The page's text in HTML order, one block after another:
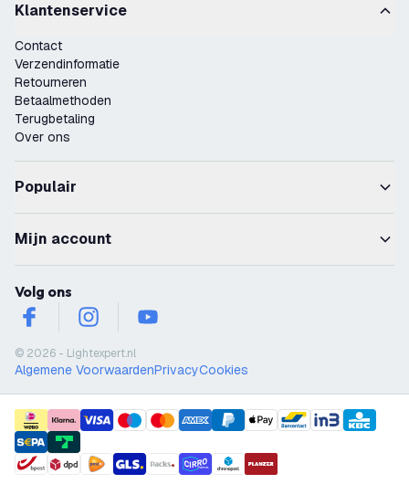
Klantenservice
Contact
Verzendinformatie
Retourneren
Betaalmethoden
Terugbetaling
Over ons
Populair
Mijn account
Volg ons
facebookinstagramyoutube
© 2026 - Lightexpert.nl
Algemene VoorwaardenPrivacyCookies
payment methods
shipment methods